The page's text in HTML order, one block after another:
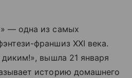
— одна из самых
франшиз XXI века.
вышла 21 января
историю домашнего